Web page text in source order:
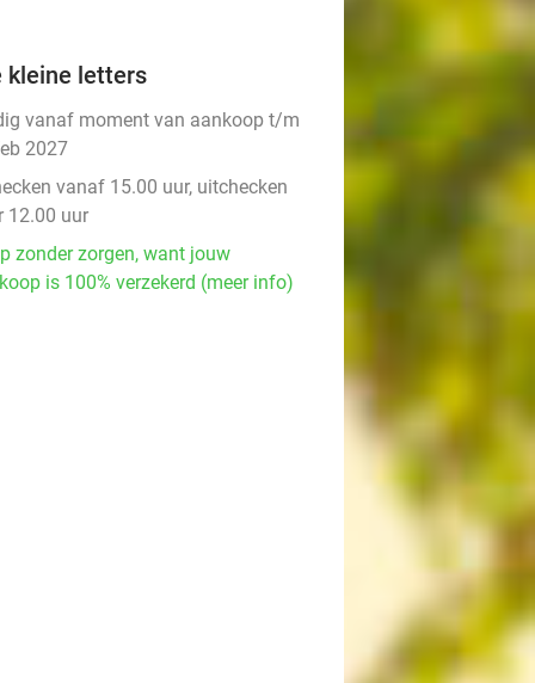
kleine letters
vanaf moment van aankoop t/m
2027
vanaf 15.00 uur, uitchecken
12.00 uur
zonder zorgen, want jouw
is 100% verzekerd (meer info)